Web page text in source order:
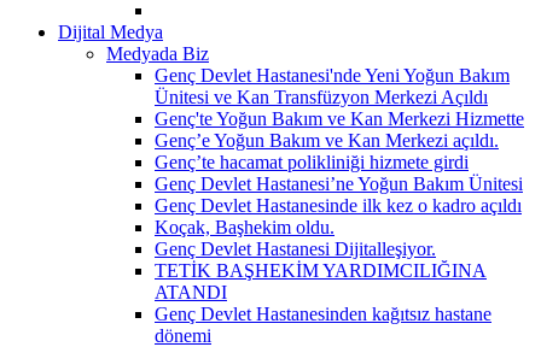
Dijital Medya
Medyada Biz
Genç Devlet Hastanesi'nde Yeni Yoğun Bakım
Ünitesi ve Kan Transfüzyon Merkezi Açıldı
Genç'te Yoğun Bakım ve Kan Merkezi Hizmette
Genç’e Yoğun Bakım ve Kan Merkezi açıldı.
Genç’te hacamat polikliniği hizmete girdi
Genç Devlet Hastanesi’ne Yoğun Bakım Ünitesi
Genç Devlet Hastanesinde ilk kez o kadro açıldı
Koçak, Başhekim oldu.
Genç Devlet Hastanesi Dijitalleşiyor.
TETİK BAŞHEKİM YARDIMCILIĞINA
ATANDI
Genç Devlet Hastanesinden kağıtsız hastane
dönemi